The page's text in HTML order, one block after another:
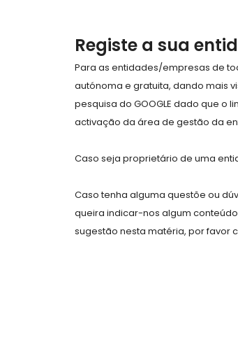
Registe a sua
Para as entidades/empresas de
autónoma e gratuita, dando mais
pesquisa do GOOGLE dado que
activação da área de gestão da
Caso seja proprietário de uma
Caso tenha alguma questõe ou
queira indicar-nos algum
sugestão nesta matéria, por favor